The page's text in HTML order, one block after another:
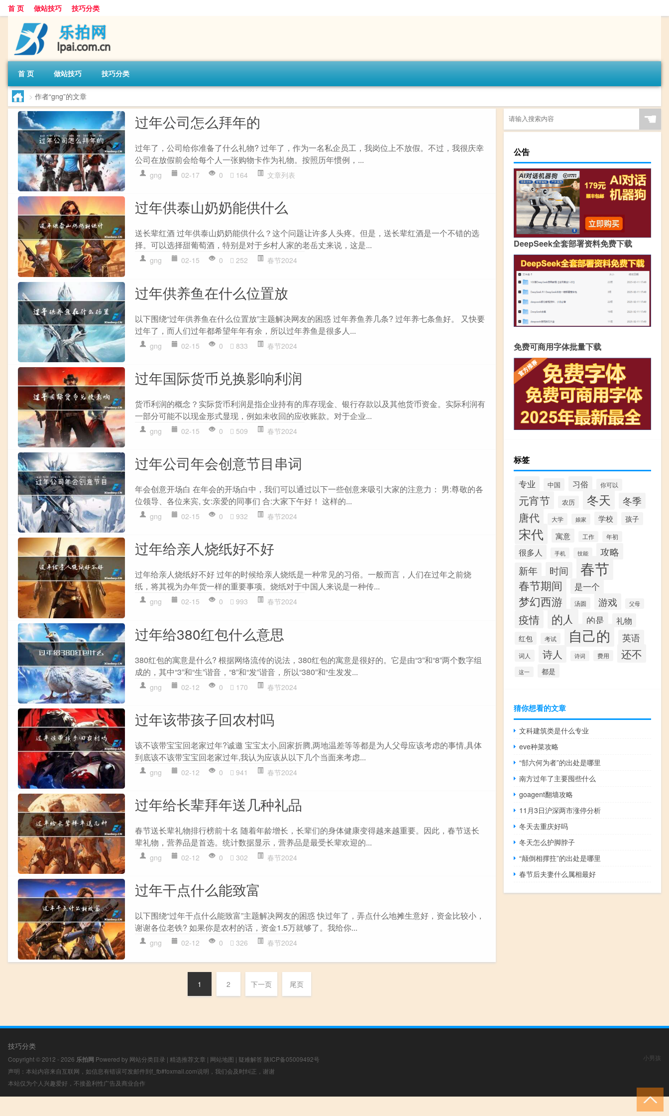
首 页 做站技巧 技巧分类
首 页 做站技巧 技巧分类
> 作者“gng”的文章
过年公司怎么拜年的
过年了，公司给你准备了什么礼物? 过年了，作为一名私企员工，我岗位上不放假。不过，我很庆幸
公司在放假前会给每个人一张购物卡作为礼物。按照历年惯例，...
gng 02-17 0 164 文章列表
过年供泰山奶奶能供什么
送长辈红酒 过年供泰山奶奶能供什么？这个问题让许多人头疼。但是，送长辈红酒是一个不错的选
择。可以选择甜葡萄酒，特别是对于乡村人家的老岳丈来说，这是...
gng 02-15 0 252 春节2024
过年供养鱼在什么位置放
以下围绕“过年供养鱼在什么位置放”主题解决网友的困惑 过年养鱼养几条? 过年养七条鱼好。 又快要
过年了，而人们过年都希望年年有余，所以过年养鱼是很多人...
gng 02-15 0 833 春节2024
过年国际货币兑换影响利润
货币利润的概念？实际货币利润是指企业持有的库存现金、银行存款以及其他货币资金。实际利润有
一部分可能不以现金形式显现，例如未收回的应收账款。对于企业...
gng 02-15 0 509 春节2024
过年公司年会创意节目串词
年会创意开场白 在年会的开场白中，我们可以通过以下一些创意来吸引大家的注意力： 男:尊敬的各
位领导、各位来宾, 女:亲爱的同事们 合:大家下午好！ 这样的...
gng 02-15 0 932 春节2024
过年给亲人烧纸好不好
过年给亲人烧纸好不好 过年的时候给亲人烧纸是一种常见的习俗。一般而言，人们在过年之前烧
纸，将其视为办年货一样的重要事项。烧纸对于中国人来说是一种传...
gng 02-15 0 993 春节2024
过年给380红包什么意思
380红包的寓意是什么? 根据网络流传的说法，380红包的寓意是很好的。它是由“3”和“8”两个数字组
成的，其中“3”和“生”谐音，“8”和“发”谐音，所以“380”和“生发发...
gng 02-12 0 170 春节2024
过年该带孩子回农村吗
该不该带宝宝回老家过年?诚邀 宝宝太小,回家折腾,两地温差等等都是为人父母应该考虑的事情,具体
到底该不该带宝宝回老家过年,我认为应该从以下几个当面来考虑...
gng 02-12 0 941 春节2024
过年给长辈拜年送几种礼品
春节送长辈礼物排行榜前十名 随着年龄增长，长辈们的身体健康变得越来越重要。因此，春节送长
辈礼物，营养品是首选。统计数据显示，营养品是最受长辈欢迎的...
gng 02-12 0 302 春节2024
过年干点什么能致富
以下围绕“过年干点什么能致富”主题解决网友的困惑 快过年了，弄点什么地摊生意好，资金比较小，
谢谢各位老铁? 如果你是农村的话，资金1.5万就够了。我给你...
gng 02-12 0 326 春节2024
1 2 下一页 尾页
☚
公告
DeepSeek全套部署资料免费下载
免费可商用字体批量下载
标签
专业 中国 习俗 你可以
元宵节 农历 冬天 冬季
唐代 大学 娘家 学校 孩子
宋代 寓意 工作 年初
很多人 手机 技能 攻略
新年 时间 春节
春节期间 是一个
梦幻西游 汤圆 游戏 父母
疫情 的人 的是 礼物
红包 考试 自己的 英语
词人 诗人 诗词 费用 还不
这一 都是
猜你想看的文章
文科建筑类是什么专业
eve种菜攻略
“郜六何为者”的出处是哪里
南方过年了主要囤些什么
goagent翻墙攻略
11月3日沪深两市涨停分析
冬天去重庆好吗
冬天怎么护脚脖子
“颠倒相撑拄”的出处是哪里
春节后夫妻什么属相最好
技巧分类
Copyright © 2012 - 2026 乐拍网 Powered by 网站分类目录 | 精选推荐文章 | 网站地图 | 疑难解答 陕ICP备05009492号
声明：本站内容来自互联网，如信息有错误可发邮件到f_fb#foxmail.com说明，我们会及时纠正，谢谢
本站仅为个人兴趣爱好，不接盈利性广告及商业合作
小男孩